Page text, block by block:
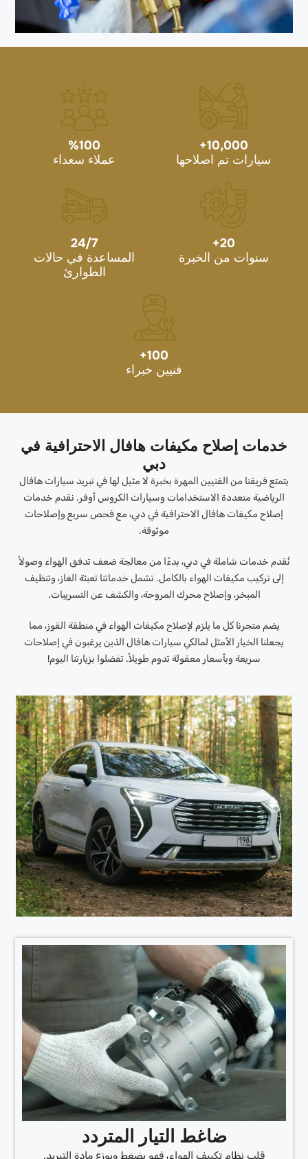
10,000
+
سيارات تم اصلاحها
100
%
عملاء سعداء
20
+
سنوات من الخبرة
24/7
المساعدة في حالات
الطوارئ
100
+
فنيين خبراء
خدمات إصلاح مكيفات هافال الاحترافية في
دبي
يتمتع فريقنا من الفنيين المهرة بخبرة لا مثيل لها في تبريد سيارات هافال
الرياضية متعددة الاستخدامات وسيارات الكروس أوفر. نقدم خدمات
إصلاح مكيفات هافال الاحترافية في دبي، مع فحص سريع وإصلاحات
موثوقة.
نُقدم خدمات شاملة في دبي، بدءًا من معالجة ضعف تدفق الهواء وصولاً
إلى تركيب مكيفات الهواء بالكامل. تشمل خدماتنا تعبئة الغاز، وتنظيف
المبخر، وإصلاح محرك المروحة، والكشف عن التسريبات.
يضم متجرنا كل ما يلزم لإصلاح مكيفات الهواء في منطقة القوز، مما
يجعلنا الخيار الأمثل لمالكي سيارات هافال الذين يرغبون في إصلاحات
سريعة وبأسعار معقولة تدوم طويلاً. تفضلوا بزيارتنا اليوم!
ضاغط التيار المتردد
قلب نظام تكييف الهواء، فهو يضغط ويوزع مادة التبريد.